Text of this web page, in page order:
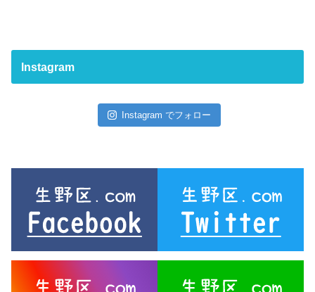
Instagram
Instagram でフォロー